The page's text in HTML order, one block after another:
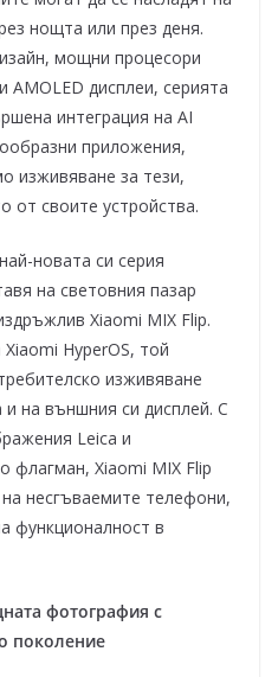
нощта или през деня.
мощни процесори
дисплеи, серията
интеграция на AI
приложения,
изживяване за тези,
от своите устройства.
новата си серия
на световния пазар
Xiaomi MIX Flip.
HyperOS, той
изживяване
на външния си дисплей. С
Leica и
флагман, Xiaomi MIX Flip
несгъваемите телефони,
функционалност в
фотография с
поколение